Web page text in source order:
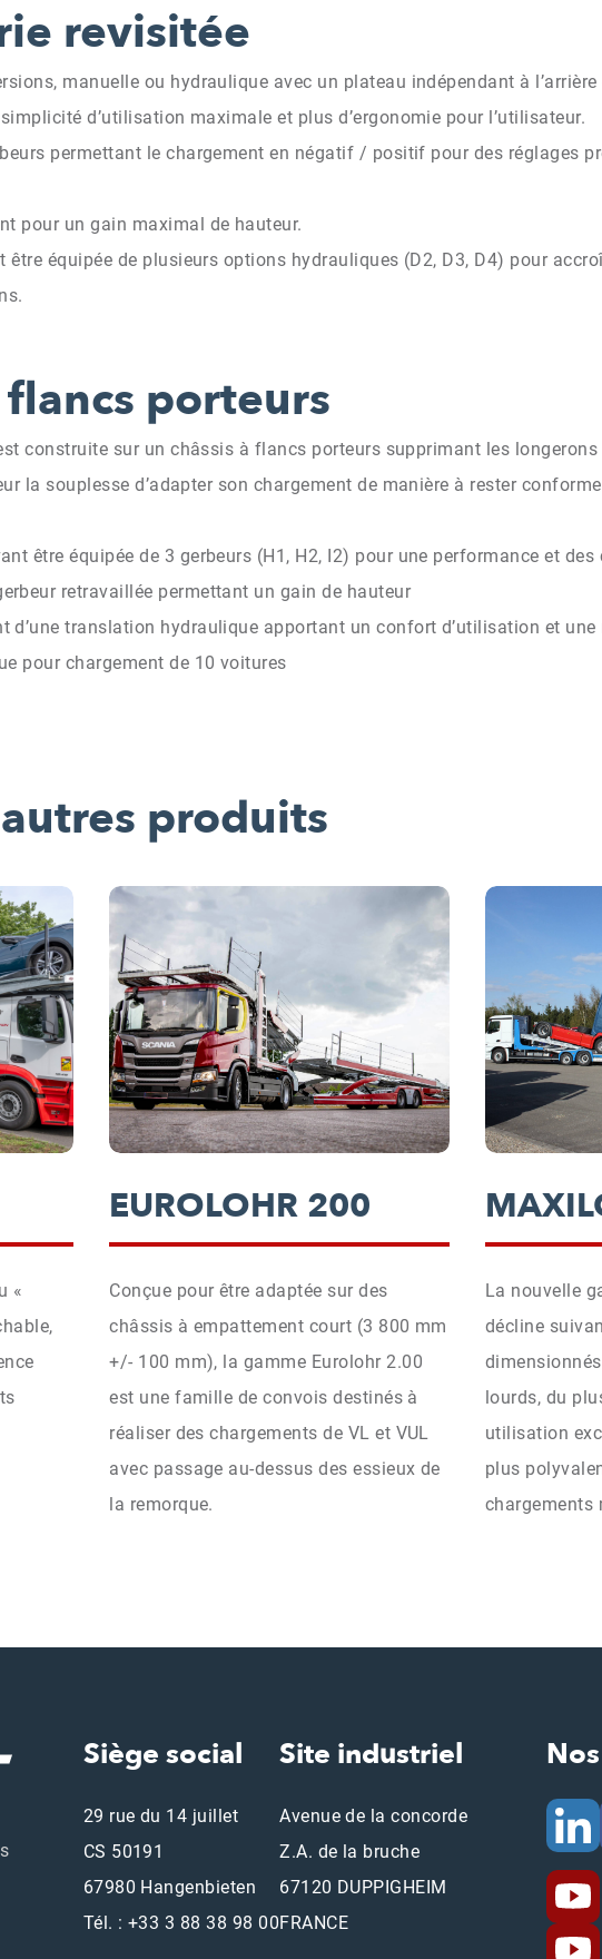
revisitée
manuelle ou hydraulique avec un plateau indépendant à
d’utilisation maximale et plus d’ergonomie pour l’utilisateur.
permettant le chargement en négatif / positif pour des réglages
pour un gain maximal de hauteur.
être équipée de plusieurs options hydrauliques (D2, D3, D4) pour
porteurs
construite sur un châssis à flancs porteurs supprimant les longerons
la souplesse d’adapter son chargement de manière à rester
être équipée de 3 gerbeurs (H1, H2, I2) pour une performance et
retravaillée permettant un gain de hauteur
d’une translation hydraulique apportant un confort d’utilisation et
pour chargement de 10 voitures
produits
«
EUROLOHR 200
Conçue pour être adaptée sur des
châssis à empattement court (3 800 mm
+/- 100 mm), la gamme Eurolohr 2.00
est une famille de convois destinés à
réaliser des chargements de VL et VUL
avec passage au-dessus des essieux de
la remorque.
La nouvelle
décline
lourds, du
utilisation
plus
chargements
Siège social
29 rue du 14 juillet
CS 50191
67980 Hangenbieten
Tél. : +33 3 88 38 98 00
Site industriel
Avenue de la concorde
Z.A. de la bruche
67120 DUPPIGHEIM
FRANCE